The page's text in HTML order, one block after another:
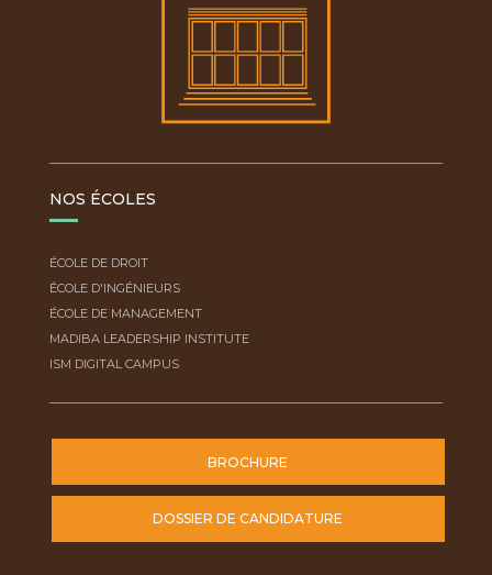
NOS ÉCOLES
ÉCOLE DE DROIT
ÉCOLE D'INGÉNIEURS
ÉCOLE DE MANAGEMENT
MADIBA LEADERSHIP INSTITUTE
ISM DIGITAL CAMPUS
BROCHURE
DOSSIER DE CANDIDATURE